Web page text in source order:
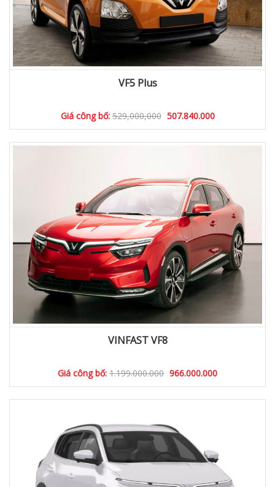
VF5 Plus
Giá công bố:529,000,000 507.840.000
VINFAST VF8
Giá công bố: 1.199.000.000 966.000.000